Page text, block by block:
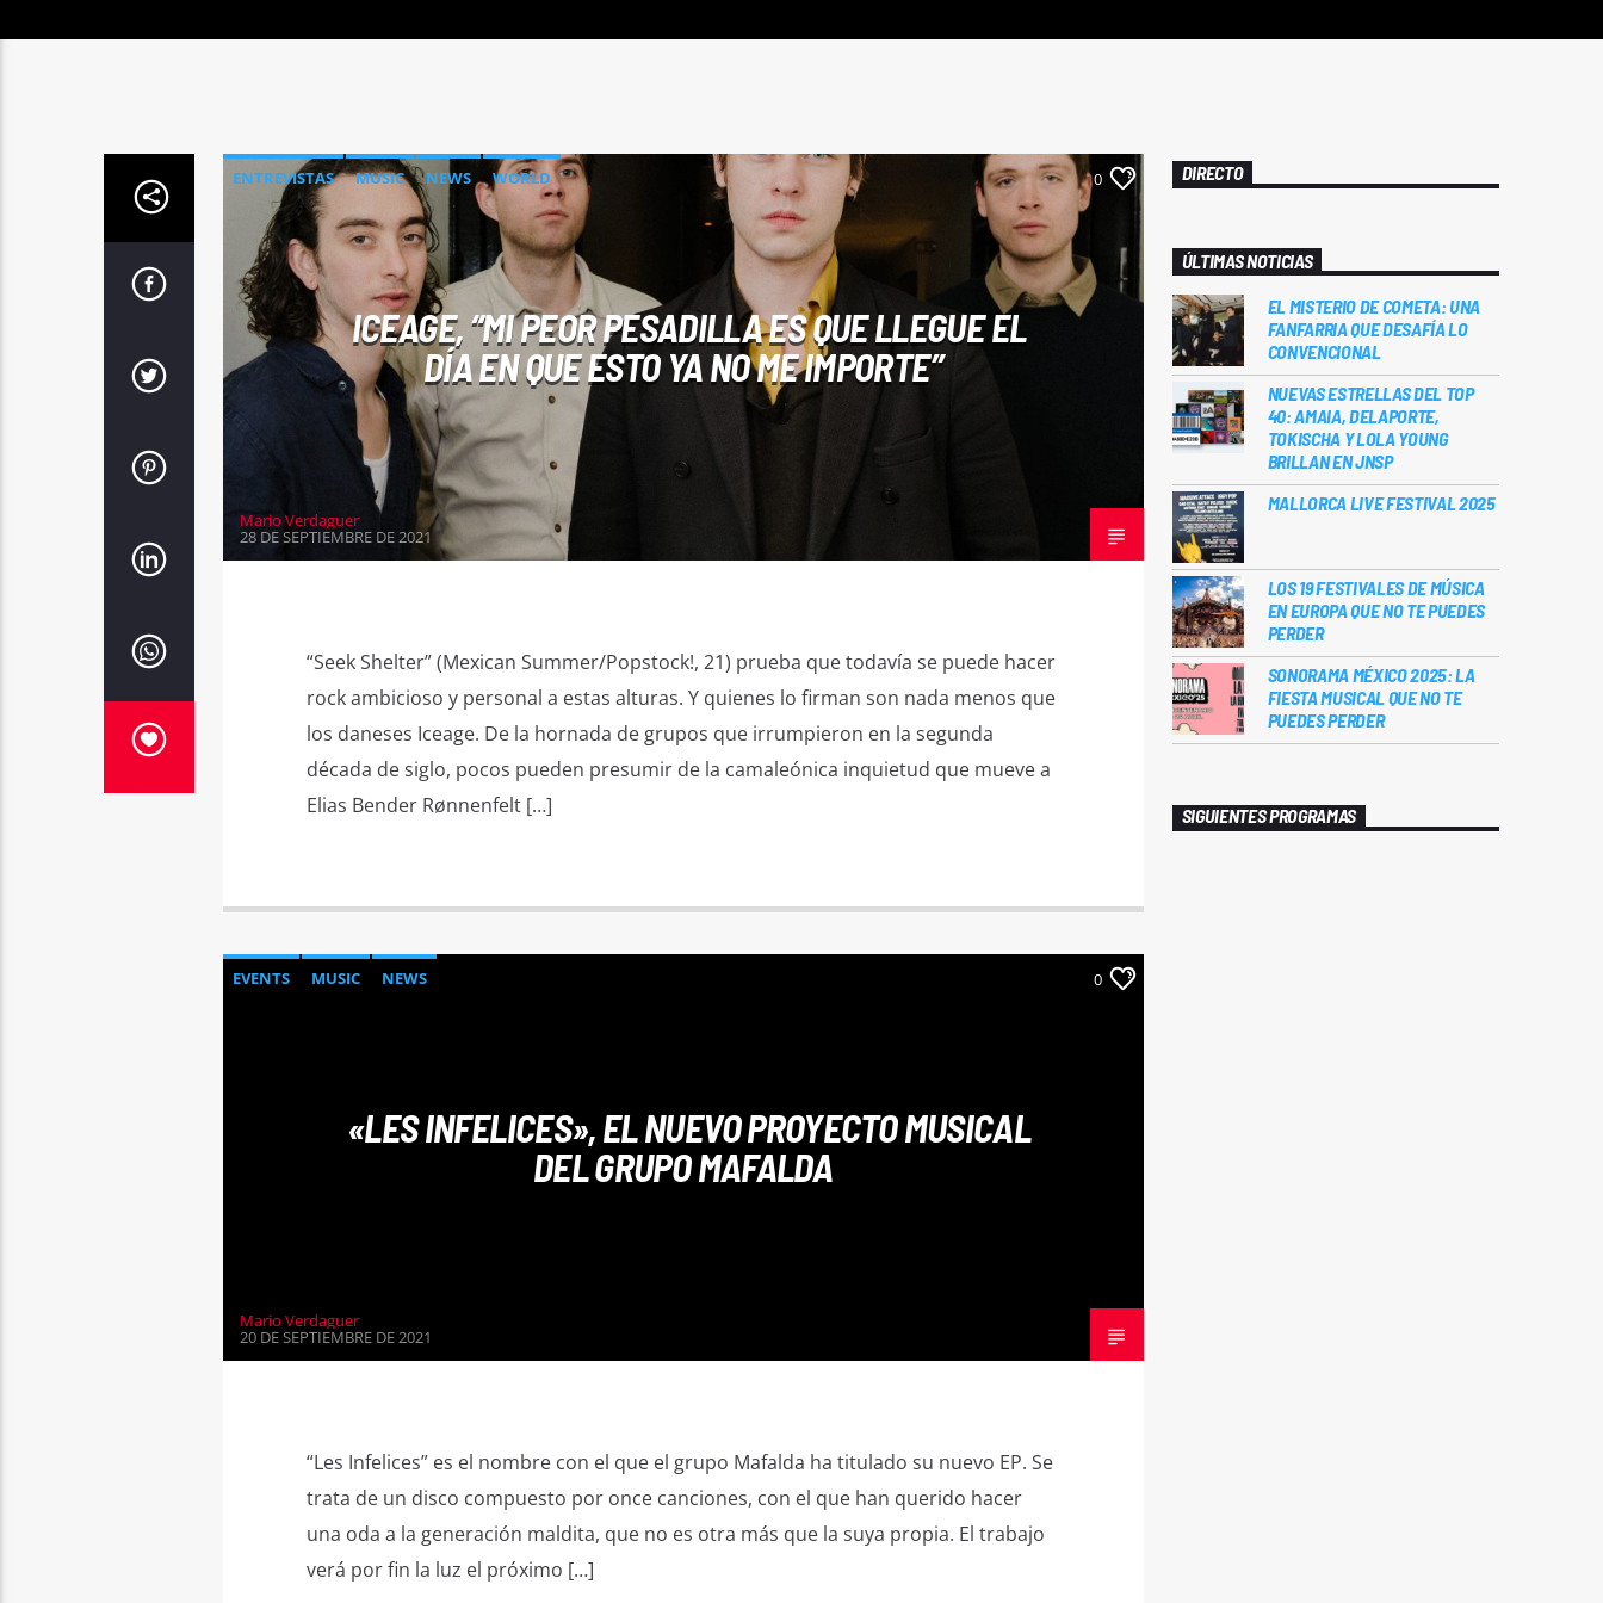
ENTREVISTAS MUSIC NEWS WORLD 0
ICEAGE, “MI PEOR PESADILLA ES QUE LLEGUE EL
DÍA EN QUE ESTO YA NO ME IMPORTE”
Mario Verdaguer
28 DE SEPTIEMBRE DE 2021
“Seek Shelter” (Mexican Summer/Popstock!, 21) prueba que todavía se puede hacer
rock ambicioso y personal a estas alturas. Y quienes lo firman son nada menos que
los daneses Iceage. De la hornada de grupos que irrumpieron en la segunda
década de siglo, pocos pueden presumir de la camaleónica inquietud que mueve a
Elias Bender Rønnenfelt […]
EVENTS MUSIC NEWS 0
«LES INFELICES», EL NUEVO PROYECTO MUSICAL
DEL GRUPO MAFALDA
Mario Verdaguer
20 DE SEPTIEMBRE DE 2021
“Les Infelices” es el nombre con el que el grupo Mafalda ha titulado su nuevo EP. Se
trata de un disco compuesto por once canciones, con el que han querido hacer
una oda a la generación maldita, que no es otra más que la suya propia. El trabajo
verá por fin la luz el próximo […]
DIRECTO
ÚLTIMAS NOTICIAS
EL MISTERIO DE COMETA: UNA
FANFARRIA QUE DESAFÍA LO
CONVENCIONAL
NUEVAS ESTRELLAS DEL TOP
40: AMAIA, DELAPORTE,
TOKISCHA Y LOLA YOUNG
BRILLAN EN JNSP
MALLORCA LIVE FESTIVAL 2025
LOS 19 FESTIVALES DE MÚSICA
EN EUROPA QUE NO TE PUEDES
PERDER
SONORAMA MÉXICO 2025: LA
FIESTA MUSICAL QUE NO TE
PUEDES PERDER
SIGUIENTES PROGRAMAS